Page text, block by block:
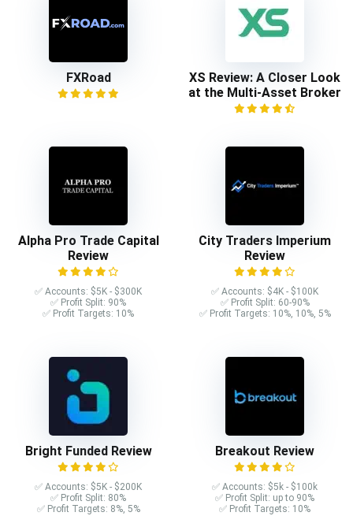
FXRoad
XS Review: A Closer Look
at the Multi-Asset Broker
Alpha Pro Trade Capital
Review
✅ Accounts: $5K - $300K
✅ Profit Split: 90%
✅ Profit Targets: 10%
City Traders Imperium
Review
✅ Accounts: $4K - $100K
✅ Profit Split: 60-90%
✅ Profit Targets: 10%, 10%, 5%
Bright Funded Review
✅ Accounts: $5K - $200K
✅ Profit Split: 80%
✅ Profit Targets: 8%, 5%
Breakout Review
✅ Accounts: $5k - $100k
✅ Profit Split: up to 90%
✅ Profit Targets: 10%